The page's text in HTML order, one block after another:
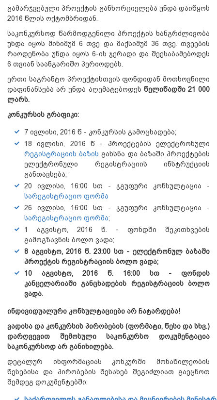
გამარჯვებული პროექტის განხორციელება უნდა დაიწყოს
2016 წლის ოქტომბრიდან.
საკონკურსოდ წარმოდგენილი პროექტის ხანგრძლივობა
უნდა იყოს მინიმუმ 6 თვე და მაქსიმუმ 36 თვე. თვეების
რაოდენობა უნდა იყოს 6-ის ჯერადი და შეესაბამებოდეს
6 თვიან საანგარიშო პერიოდებს.
ერთი საგრანტო პროექტისთვის ფონდიდან მოთხოვნილი
დაფინანსება არ უნდა აღემატებოდეს წელიწადში 21 000
ლარს.
კონკურსის გრაფიკი:
7 ივლისი, 2016 წ - კონკურსის გამოცხადება;
18 ივლისი, 2016 წ - პროექტების ელექტრონული
რეგისტრაციის ბაზის გახსნა და ბაზაში პროექტების
ელექტრონული რეგისტრაციის ინსტრუქციის
განთავსება;
20 ივლისი, 16:00 სთ - ჯგუფური კონსულტაცია -
სარეგისტრაციო ფორმა
26 ივლისი, 16:00 სთ - ჯგუფური კონსულტაცია -
სარეგისტრაციო ფორმა;
1 აგვისტო, 2016 წ. - ფონდში შეკითხვების
გამოგზავნის ბოლო ვადა;
8 აგვისტო, 2016 წ. 23:00 სთ - ელექტრონულ ბაზაში
პროექტის რეგისტრაციის ბოლო ვადა;
10 აგვისტო, 2016 წ. 16:00 სთ - ფონდის
კანცელარიაში განცხადების რეგისტრაციის ბოლო
ვადა.
ინდივიდუალური კონსულტაციები არ ჩატარდება!
ვადისა და კონკურსის პირობების (ფორმატი, წესი და სხვ.)
დარღვევით შემოსული საკონკურსო დოკუმენტაცია
საკონკურსოდ არ განიხილება.
დეტალურ ინფორმაციას კონკურში მონაწილეობის
წესებისა და პირობების შესახებ შეგიძლიათ გაეცნოთ
შემდეგ დოკუმენტებში: